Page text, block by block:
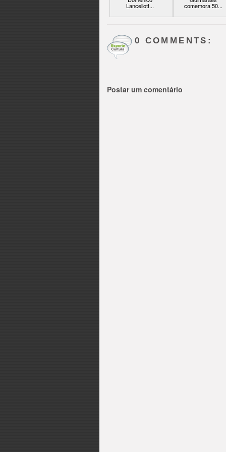
Lancellott... comemora 50...
0 COMMENTS:
Postar um comentário